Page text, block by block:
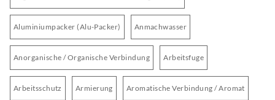
Aluminiumpacker (Alu-Packer) Anmachwasser
Anorganische / Organische Verbindung Arbeitsfuge
Arbeitsschutz Armierung Aromatische Verbindung / Aromat